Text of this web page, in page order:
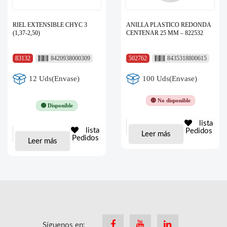
RIEL EXTENSIBLE CHYC 3
(1,37-2,50)
83132 8420938000309
12 Uds(Envase)
🟢 Disponible
Leer más
lista
Pedidos
ANILLA PLASTICO REDONDA
CENTENAR 25 MM – 822532
502762 8435318800615
100 Uds(Envase)
🔴 No disponible
Leer más
lista
Pedidos
Síguenos en: FacebookYoutube Linkedin